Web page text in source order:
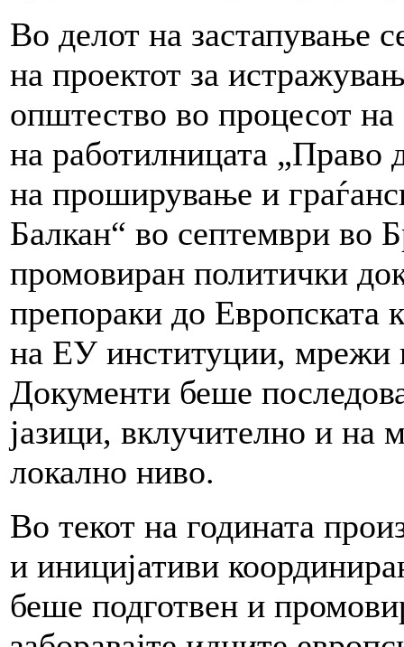
Во делот на застапување
на проектот за
општество во процесот
на работилницата
на проширување и
Балкан“ во септември во
промовиран политички
препораки до Европската
на ЕУ институции, мрежи
Документи беше
јазици, вклучително и на
локално ниво.
Во текот на годината
и иницијативи
беше подготвен и